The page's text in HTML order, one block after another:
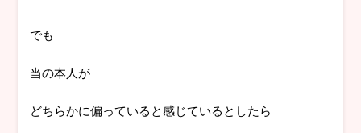
でも
当の本人が
どちらかに偏っていると感じているとしたら